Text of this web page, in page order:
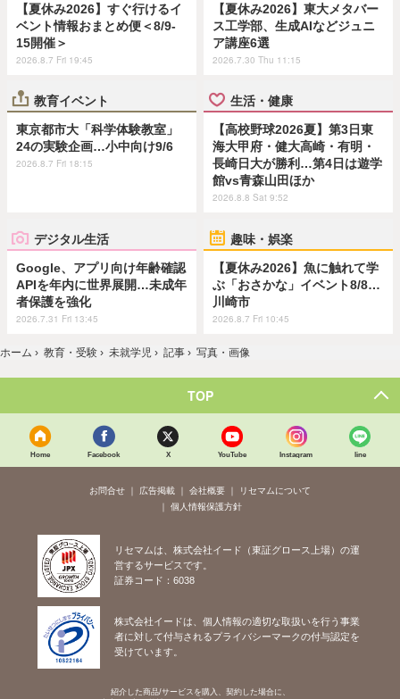
【夏休み2026】すぐ行けるイ
ベント情報おまとめ便＜8/9-
15開催＞
2026.8.7 Fri 19:45
【夏休み2026】東大メタバー
ス工学部、生成AIなどジュニ
ア講座6選
2026.7.30 Thu 11:15
教育イベント
東京都市大「科学体験教室」
24の実験企画…小中向け9/6
2026.8.7 Fri 18:15
生活・健康
【高校野球2026夏】第3日東
海大甲府・健大高崎・有明・
長崎日大が勝利…第4日は遊学
館vs青森山田ほか
2026.8.8 Sat 9:52
デジタル生活
Google、アプリ向け年齢確認
APIを年内に世界展開…未成年
者保護を強化
2026.7.31 Fri 13:45
趣味・娯楽
【夏休み2026】魚に触れて学
ぶ「おさかな」イベント8/8…
川崎市
2026.8.7 Fri 10:45
ホーム › 教育・受験 › 未就学児 › 記事 › 写真・画像
TOP
Home Facebook X YouTube Instagram line
お問合せ 広告掲載 会社概要
リセマムについて
個人情報保護方針
リセマムは、株式会社イード（東証グロース上場）の運
営するサービスです。
証券コード：6038
株式会社イードは、個人情報の適切な取扱いを行う事業
者に対して付与されるプライバシーマークの付与認定を
受けています。
紹介した商品/サービスを購入、契約した場合に、